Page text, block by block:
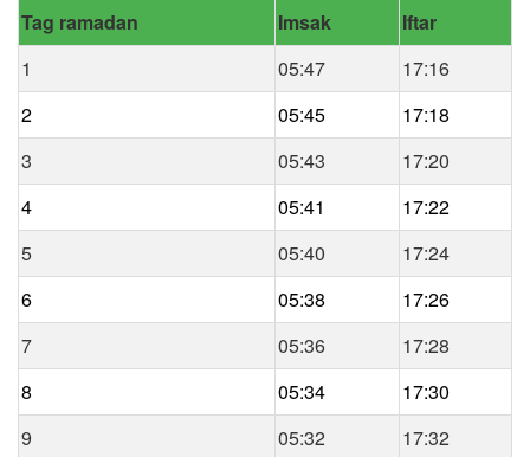
Tag ramadan Imsak
Iftar
1
05:47
17:16
2
05:45
17:18
3
05:43
17:20
4
05:41
17:22
5
05:40
17:24
6
05:38
17:26
7
05:36
17:28
8
05:34
17:30
9
05:32
17:32